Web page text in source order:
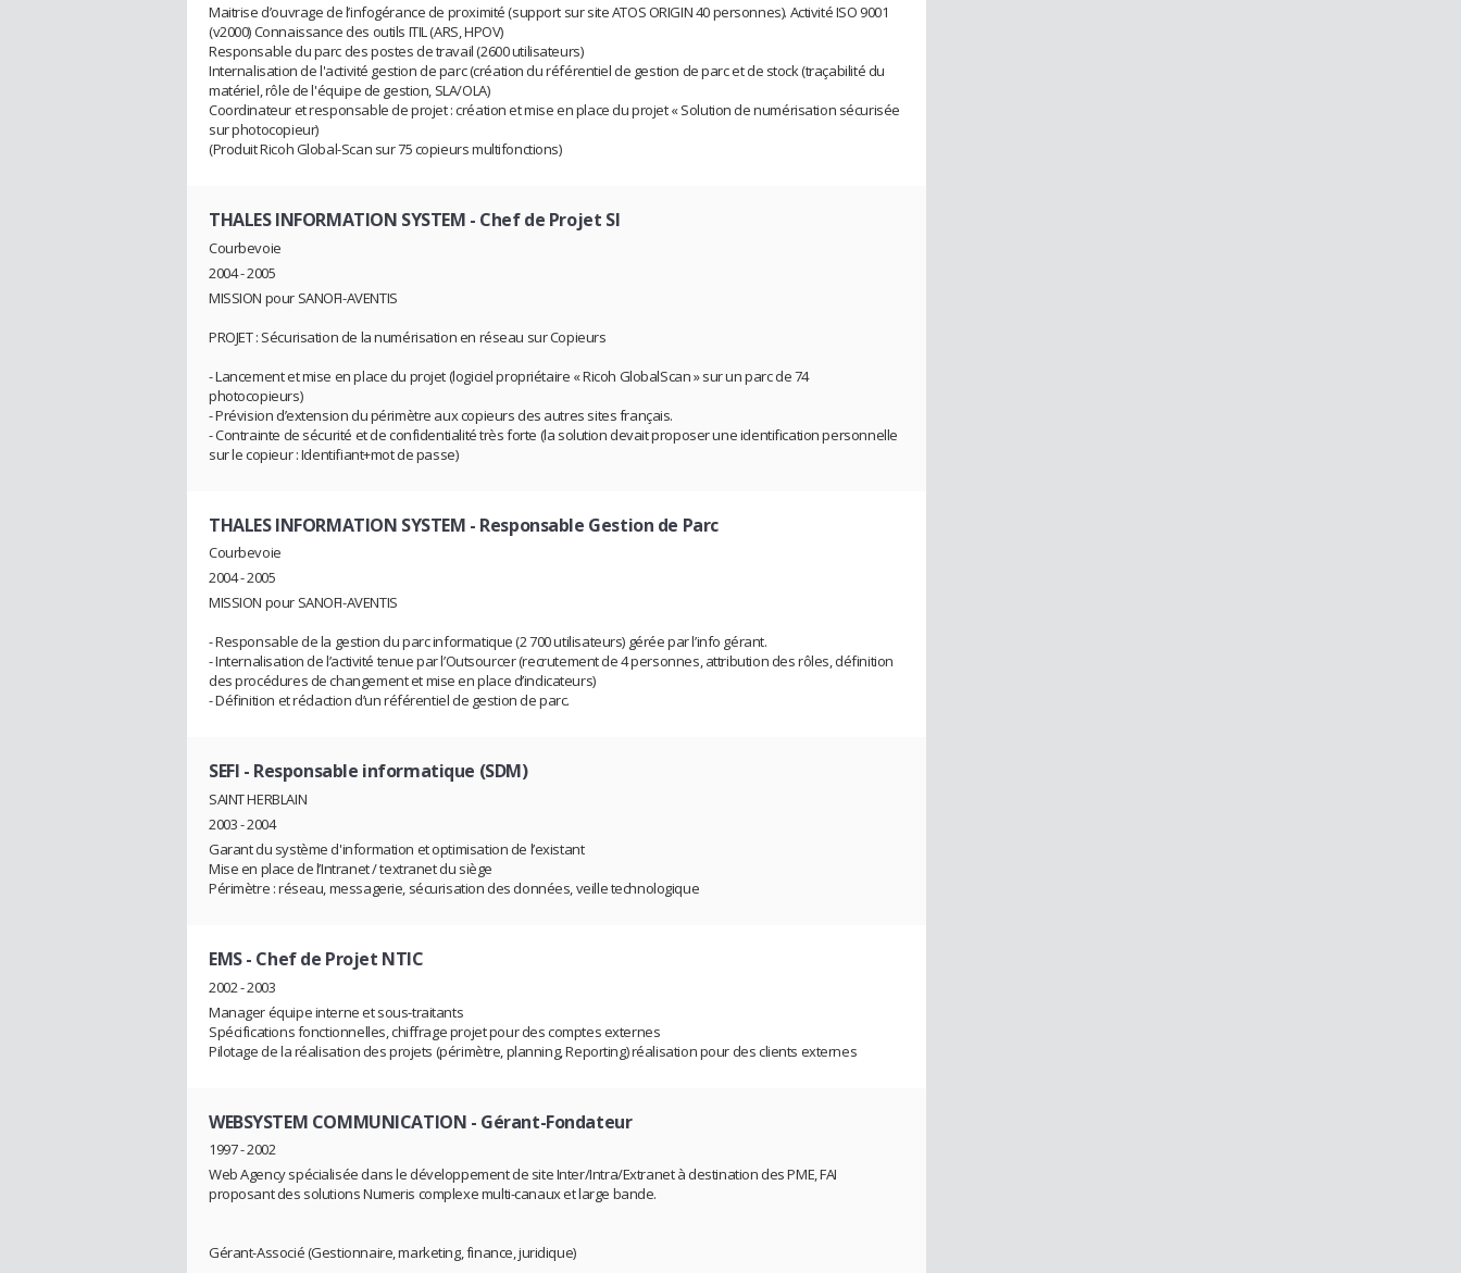
Maitrise d’ouvrage de l’infogérance de proximité (support sur site ATOS ORIGIN 40 personnes). Activité ISO 9001
(v2000) Connaissance des outils ITIL (ARS, HPOV)
Responsable du parc des postes de travail (2600 utilisateurs)
Internalisation de l'activité gestion de parc (création du référentiel de gestion de parc et de stock (traçabilité du
matériel, rôle de l'équipe de gestion, SLA/OLA)
Coordinateur et responsable de projet : création et mise en place du projet « Solution de numérisation sécurisée
sur photocopieur)
(Produit Ricoh Global-Scan sur 75 copieurs multifonctions)
THALES INFORMATION SYSTEM - Chef de Projet SI
Courbevoie
2004 - 2005
MISSION pour SANOFI-AVENTIS
PROJET : Sécurisation de la numérisation en réseau sur Copieurs
- Lancement et mise en place du projet (logiciel propriétaire « Ricoh GlobalScan » sur un parc de 74
photocopieurs)
- Prévision d’extension du périmètre aux copieurs des autres sites français.
- Contrainte de sécurité et de confidentialité très forte (la solution devait proposer une identification personnelle
sur le copieur : Identifiant+mot de passe)
THALES INFORMATION SYSTEM - Responsable Gestion de Parc
Courbevoie
2004 - 2005
MISSION pour SANOFI-AVENTIS
- Responsable de la gestion du parc informatique (2 700 utilisateurs) gérée par l’info gérant.
- Internalisation de l’activité tenue par l’Outsourcer (recrutement de 4 personnes, attribution des rôles, définition
des procédures de changement et mise en place d’indicateurs)
- Définition et rédaction d’un référentiel de gestion de parc.
SEFI - Responsable informatique (SDM)
SAINT HERBLAIN
2003 - 2004
Garant du système d'information et optimisation de l’existant
Mise en place de l’Intranet / textranet du siège
Périmètre : réseau, messagerie, sécurisation des données, veille technologique
EMS- Chef de Projet NTIC
2002 - 2003
Manager équipe interne et sous-traitants
Spécifications fonctionnelles, chiffrage projet pour des comptes externes
Pilotage de la réalisation des projets (périmètre, planning, Reporting) réalisation pour des clients externes
WEBSYSTEM COMMUNICATION - Gérant-Fondateur
1997 - 2002
Web Agency spécialisée dans le développement de site Inter/Intra/Extranet à destination des PME, FAI
proposant des solutions Numeris complexe multi-canaux et large bande.
Gérant-Associé (Gestionnaire, marketing, finance, juridique)